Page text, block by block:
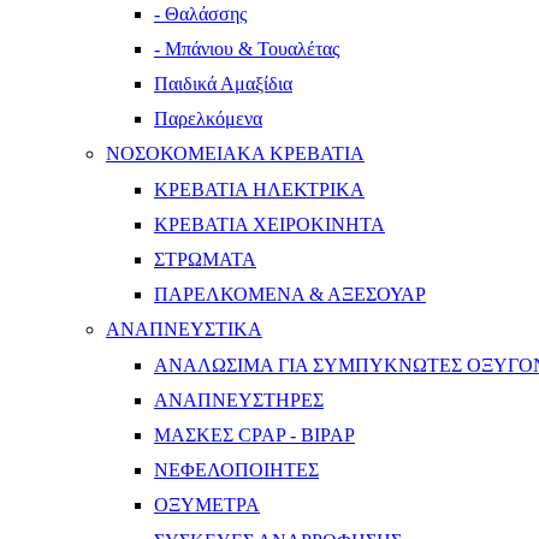
- Θαλάσσης
- Μπάνιου & Τουαλέτας
Παιδικά Αμαξίδια
Παρελκόμενα
ΝΟΣΟΚΟΜΕΙΑΚΑ ΚΡΕΒΑΤΙΑ
ΚΡΕΒΑΤΙΑ ΗΛΕΚΤΡΙΚΑ
ΚΡΕΒΑΤΙΑ ΧΕΙΡΟΚΙΝΗΤΑ
ΣΤΡΩΜΑΤΑ
ΠΑΡΕΛΚΟΜΕΝΑ & ΑΞΕΣΟΥΑΡ
ΑΝΑΠΝΕΥΣΤΙΚΑ
ΑΝΑΛΩΣΙΜΑ ΓΙΑ ΣΥΜΠΥΚΝΩΤΕΣ
ΑΝΑΠΝΕΥΣΤΗΡΕΣ
ΜΑΣΚΕΣ CPAP - BIPAP
ΝΕΦΕΛΟΠΟΙΗΤΕΣ
ΟΞΥΜΕΤΡΑ